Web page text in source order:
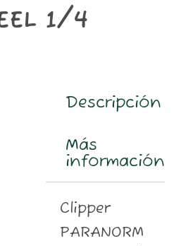
1/4
Descripción
Más
información
Clipper
PARANORM